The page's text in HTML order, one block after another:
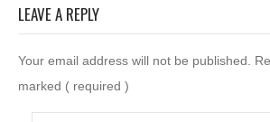
LEAVE A REPLY
Your email address will not be published.
marked ( required )